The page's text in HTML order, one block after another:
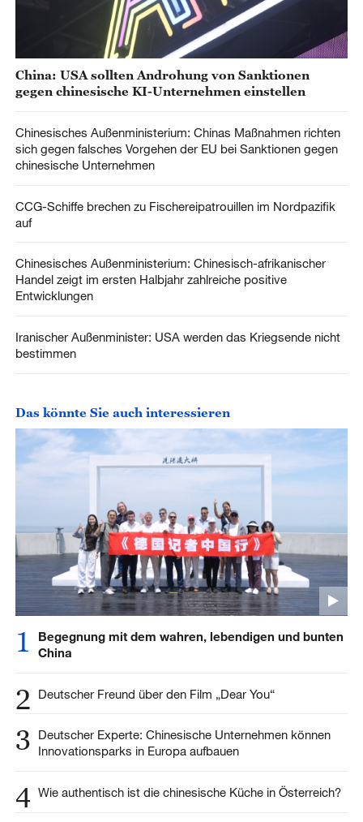
China: USA sollten Androhung von Sanktionen
gegen chinesische KI-Unternehmen einstellen
Chinesisches Außenministerium: Chinas Maßnahmen richten
sich gegen falsches Vorgehen der EU bei Sanktionen gegen
chinesische Unternehmen
CCG-Schiffe brechen zu Fischereipatrouillen im Nordpazifik
auf
Chinesisches Außenministerium: Chinesisch-afrikanischer
Handel zeigt im ersten Halbjahr zahlreiche positive
Entwicklungen
Iranischer Außenminister: USA werden das Kriegsende nicht
bestimmen
Das könnte Sie auch interessieren
1
Begegnung mit dem wahren, lebendigen und bunten
China
2 Deutscher Freund über den Film „Dear You“
3
Deutscher Experte: Chinesische Unternehmen können
Innovationsparks in Europa aufbauen
4 Wie authentisch ist die chinesische Küche in Österreich?